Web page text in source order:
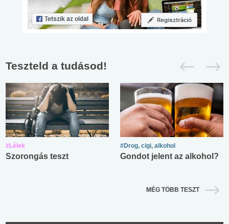
Teszteld a tudásod!
#Lélek
Szorongás teszt
#Drog, cigi, alkohol
Gondot jelent az alkohol?
MÉG TÖBB TESZT